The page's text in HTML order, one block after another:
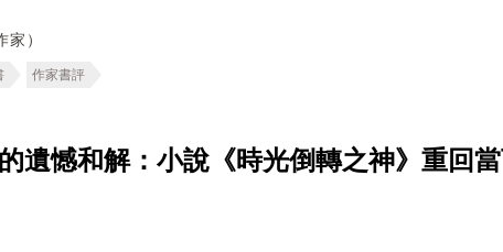
家）
作家書評
遺憾和解：小說《時光倒轉之神》重回